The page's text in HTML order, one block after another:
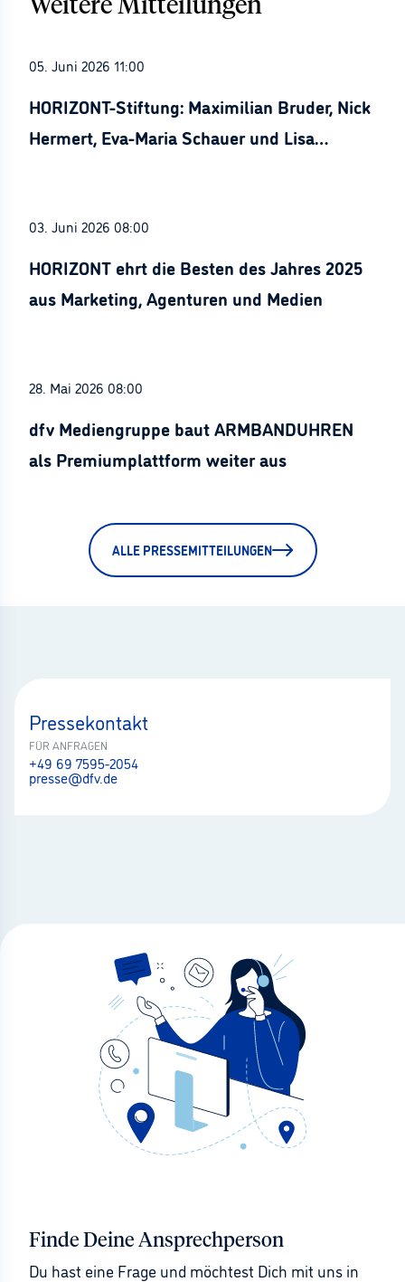
Weitere Mitteilungen
05. Juni 2026 11:00
HORIZONT-Stiftung: Maximilian Bruder, Nick
Hermert, Eva-Maria Schauer und Lisa
03. Juni 2026 08:00
HORIZONT ehrt die Besten des Jahres 2025
aus Marketing, Agenturen und Medien
28. Mai 2026 08:00
dfv Mediengruppe baut ARMBANDUHREN
als Premiumplattform weiter aus
ALLE PRESSEMITTEILUNGEN
Pressekontakt
FÜR ANFRAGEN
+49 69 7595-2054
presse@dfv.de
Finde Deine Ansprechperson
Du hast eine Frage und möchtest Dich mit uns in